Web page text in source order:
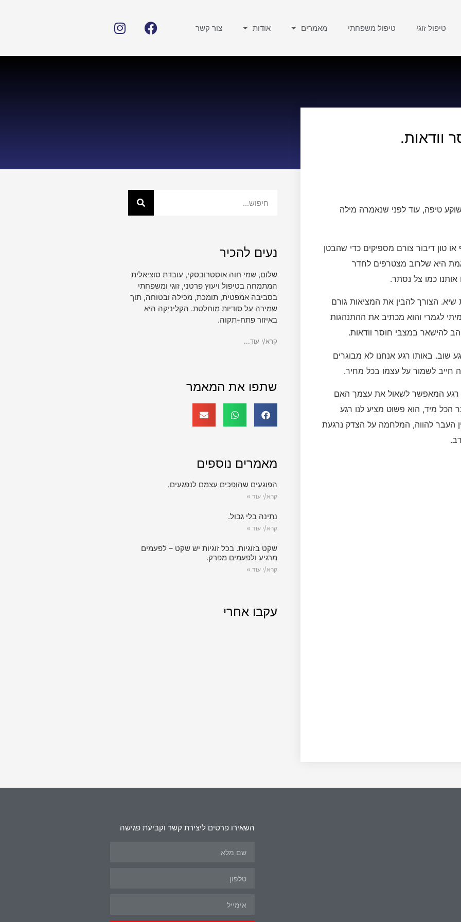
טיפול זוגי טיפול משפחתי מאמרים אודות צור קשר
וודאות.
טיפה, עוד לפני שנאמרה מילה
טון דיבור צורם מספיקים כדי שהבטן
היא שלרוב מצטרפים לחדר
אותנו כמו צל נסתר.
הצורך להבין את המציאות גורם
לגמרי והוא מכתיב את ההתנהגות
להישאר במצבי חוסר וודאות.
שוב. באותו רגע אנחנו לא מבוגרים
חייב לשמור על עצמו בכל מחיר.
רגע המאפשר לשאול את עצמך האם
הכל מיד, הוא פשוט מציע לנו רגע
העבר להווה, המלחמה על הצדק נרגעת
נעים להכיר
שלום, שמי חוה אוסטרובסקי, עובדת סוציאלית
המתמחה בטיפול ויעוץ פרטני, זוגי ומשפחתי
בסביבה אמפטית, תומכת, מכילה ובטוחה, תוך
שמירה על סודיות מוחלטת. הקליניקה היא
באיזור פתח-תקוה.
קרא/י עוד...
שתפו את המאמר
מאמרים נוספים
הפוגעים שהופכים עצמם לנפגעים.
קרא/י עוד »
נתינה בלי גבול.
קרא/י עוד »
שקט בזוגיות. בכל זוגיות יש שקט – לפעמים
מרגיע ולפעמים מפרק.
קרא/י עוד »
עקבו אחרי
השאירו פרטים ליצירת קשר וקביעת פגישה